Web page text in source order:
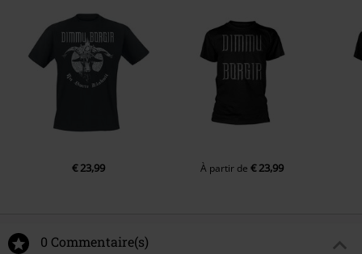
The Empyrean Phoenix
Lightbringer
I Am Sovereign
Alpha Aeon Omega
€ 23,99
À partir de€ 23,99
0 Commentaire(s)